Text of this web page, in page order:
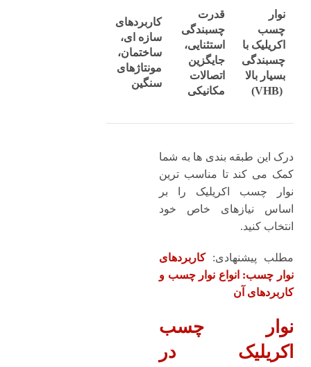
نوار
چسب
اکریلیک با
چسبندگی
بسیار بالا
(VHB)
قدرت
چسبندگی
استثنایی،
جایگزین
اتصالات
مکانیکی
کاربردهای
سازه ‌ای،
ساختمان،
مونتاژهای
سنگین
درک این طبقه‌ بندی‌ ها به شما
کمک می ‌کند تا مناسب ‌ترین
نوار چسب اکریلیک را بر
اساس نیازهای خاص خود
انتخاب کنید.
مطلب پیشنهادی:کاربردهای
نوار چسب: انواع نوار چسب و
کاربردهای آن
نوار چسب
اکریلیک در